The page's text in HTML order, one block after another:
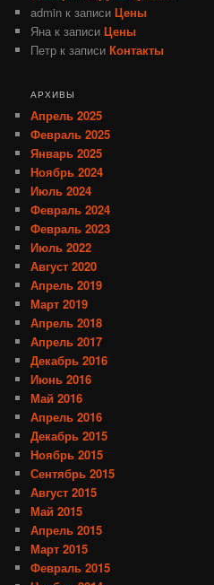
admin к записиЦены
Яна к записиЦены
Петр к записиКонтакты
АРХИВЫ
Апрель 2025
Февраль 2025
Январь 2025
Ноябрь 2024
Июль 2024
Февраль 2024
Февраль 2023
Июль 2022
Август 2020
Апрель 2019
Март 2019
Апрель 2018
Апрель 2017
Декабрь 2016
Июнь 2016
Май 2016
Апрель 2016
Декабрь 2015
Ноябрь 2015
Сентябрь 2015
Август 2015
Май 2015
Апрель 2015
Март 2015
Февраль 2015